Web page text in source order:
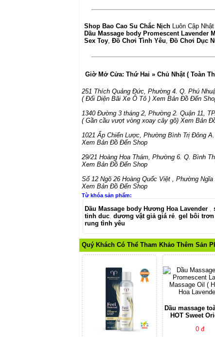
Shop Bao Cao Su Chắc Nịch Luôn Cập
Dầu Massage body Promescent Lavender
Sex Toy, Đồ Chơi Tình Yêu, Đồ Chơi Dục
Giờ Mở Cửa: Thứ Hai » Chủ Nhật ( Toàn
251 Thích Quảng Đức, Phường 4. Q. Phú
( Đối Diện Bãi Xe Ô Tô ) Xem Bản Đồ Đến
1340 Đường 3 tháng 2, Phường 2. Quận 11,
( Gần cầu vượt vòng xoay cây gõ) Xem Bản
1021 Ấp Chiến Lược, Phường Bình Trị Đông
Xem Bản Đồ Đến Shop
29/21 Hoàng Hoa Thám, Phường 6. Q. Bình
Xem Bản Đồ Đến Shop
Số 12 Ngõ 26 Hoàng Quốc Việt , Phường
Xem Bản Đồ Đến Shop
Từ khóa sản phẩm:
Dầu Massage body Hương Hoa Lavender ,
tinh duc, dương vật giả giá rẻ, gel bôi
rung tình yêu
Quý Khách Có Thể Tham Khảo Thêm Sản
Dầu massage
HOT Sweet
0 đ